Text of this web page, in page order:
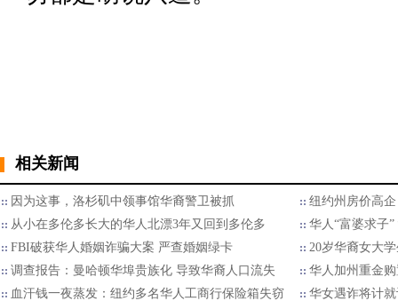
相关新闻
因为这事，洛杉矶中领事馆华裔警卫被抓
纽约州房价高
从小在多伦多长大的华人北漂3年又回到多伦多
华人“富婆求子
FBI破获华人婚姻诈骗大案 严查婚姻绿卡
20岁华裔女大
调查报告：曼哈顿华埠贵族化 导致华裔人口流失
华人加州重金
血汗钱一夜蒸发：纽约多名华人工商行保险箱失窃
华女遇诈将计